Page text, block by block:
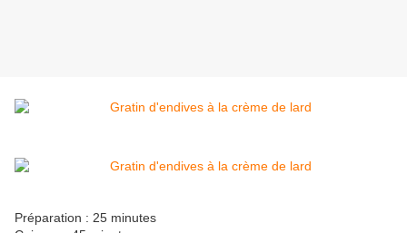
Préparation : 25 minutes